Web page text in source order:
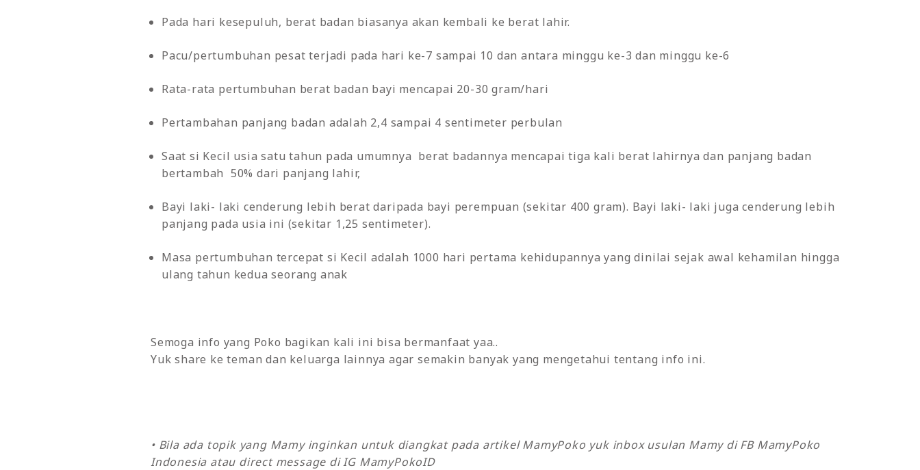
Pada hari kesepuluh, berat badan biasanya akan kembali ke berat lahir.
Pacu/pertumbuhan pesat terjadi pada hari ke-7 sampai 10 dan antara minggu ke-3 dan minggu ke-6
Rata-rata pertumbuhan berat badan bayi mencapai 20-30 gram/hari
Pertambahan panjang badan adalah 2,4 sampai 4 sentimeter perbulan
Saat si Kecil usia satu tahun pada umumnya berat badannya mencapai tiga kali berat lahirnya dan panjang badan
bertambah 50% dari panjang lahir,
Bayi laki- laki cenderung lebih berat daripada bayi perempuan (sekitar 400 gram). Bayi laki- laki juga cenderung lebih
panjang pada usia ini (sekitar 1,25 sentimeter).
Masa pertumbuhan tercepat si Kecil adalah 1000 hari pertama kehidupannya yang dinilai sejak awal kehamilan hingga
ulang tahun kedua seorang anak
Semoga info yang Poko bagikan kali ini bisa bermanfaat yaa..
Yuk share ke teman dan keluarga lainnya agar semakin banyak yang mengetahui tentang info ini.
• Bila ada topik yang Mamy inginkan untuk diangkat pada artikel MamyPoko yuk inbox usulan Mamy di FB MamyPoko
Indonesia atau direct message di IG MamyPokoID